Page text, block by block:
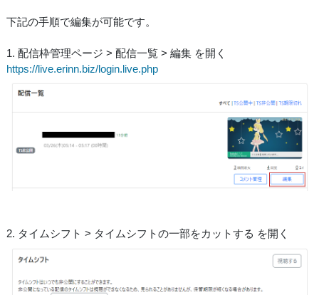
下記の手順で編集が可能です。
1. 配信枠管理ページ > 配信一覧 > 編集 を開く
https://live.erinn.biz/login.live.php
2. タイムシフト > タイムシフトの一部をカットする を開く